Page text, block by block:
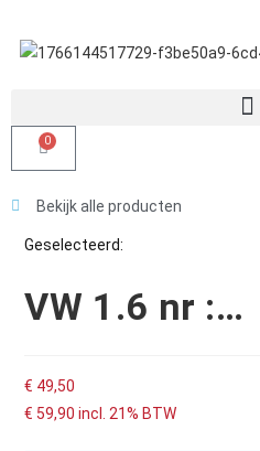
0
Bekijk alle producten
Geselecteerd:
VW 1.6 nr :…
€ 49,50
€ 59,90 incl. 21% BTW